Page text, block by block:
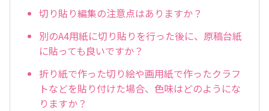
切り貼り編集の注意点はありますか？
別のA4用紙に切り貼りを行った後に、原稿台紙
に貼っても良いですか？
折り紙で作った切り絵や画用紙で作ったクラフ
トなどを貼り付けた場合、色味はどのようにな
りますか？